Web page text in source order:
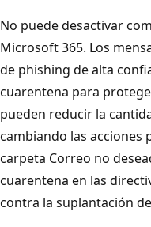
No puede desactivar
Microsoft 365. Los
de phishing de alta
cuarentena para
pueden reducir la
cambiando las acciones
carpeta Correo no
cuarentena en las
contra la suplantación